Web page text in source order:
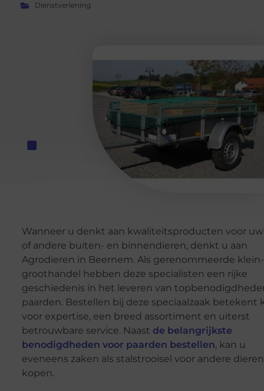
Dienstverlening
Wanneer u denkt aan kwaliteitsproducten voor
of andere buiten- en binnendieren, denkt u aan
Agrodieren in Beernem. Als gerenommeerde
groothandel hebben deze specialisten een rijke
geschiedenis in het leveren van
paarden. Bestellen bij deze speciaalzaak betekent
voor expertise, een breed assortiment en uiterst
betrouwbare service. Naast de belangrijkste
benodigdheden voor paarden bestellen, kan u
eveneens zaken als stalstrooisel voor andere dieren
kopen.